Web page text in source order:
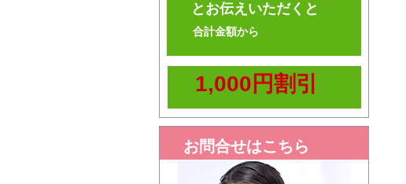
とお伝えいただくと
合計金額から
1,000円割引
お問合せはこちら